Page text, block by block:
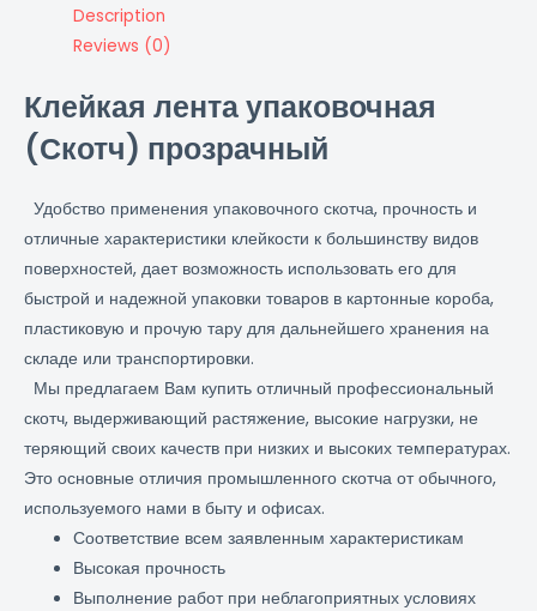
Description
Reviews (0)
Клейкая лента упаковочная
(Скотч) прозрачный
Удобство применения упаковочного скотча, прочность и
отличные характеристики клейкости к большинству видов
поверхностей, дает возможность использовать его для
быстрой и надежной упаковки товаров в картонные короба,
пластиковую и прочую тару для дальнейшего хранения на
складе или транспортировки.
Мы предлагаем Вам купить отличный профессиональный
скотч, выдерживающий растяжение, высокие нагрузки, не
теряющий своих качеств при низких и высоких температурах.
Это основные отличия промышленного скотча от обычного,
используемого нами в быту и офисах.
Соответствие всем заявленным характеристикам
Высокая прочность
Выполнение работ при неблагоприятных условиях